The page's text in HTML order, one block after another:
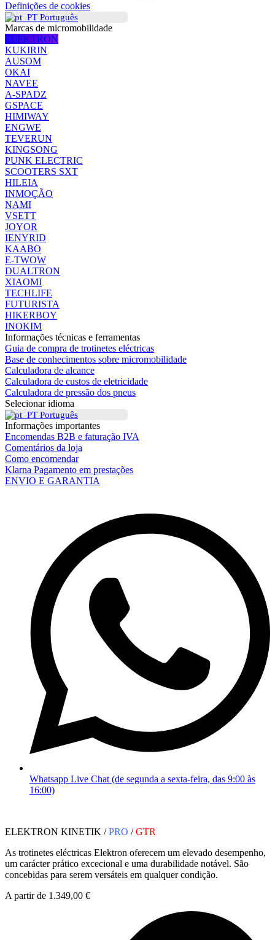
Definições de cookies
Português
Marcas de micromobilidade
ELEKTRON
KUKIRIN
AUSOM
OKAI
NAVEE
A-SPADZ
GSPACE
HIMIWAY
ENGWE
TEVERUN
KINGSONG
PUNK ELECTRIC
SCOOTERS SXT
HILEIA
INMOÇÃO
NAMI
VSETT
JOYOR
IENYRID
KAABO
E-TWOW
DUALTRON
XIAOMI
TECHLIFE
FUTURISTA
HIKERBOY
INOKIM
Informações técnicas e ferramentas
Guia de compra de trotinetes eléctricas
Base de conhecimentos sobre micromobilidade
Calculadora de alcance
Calculadora de custos de eletricidade
Calculadora de pressão dos pneus
Selecionar idioma
Português
Informações importantes
Encomendas B2B e faturação IVA
Comentários da loja
Como encomendar
Klarna Pagamento em prestações
ENVIO E GARANTIA
Whatsapp Live Chat (de segunda a sexta-feira, das 9:00 às
16:00)
ELEKTRON KINETIK /PRO /GTR
As trotinetes eléctricas Elektron oferecem um elevado desempenho,
um carácter prático excecional e uma durabilidade notável. São
concebidas para serem versáteis em qualquer condição.
A partir de 1.349,00 €